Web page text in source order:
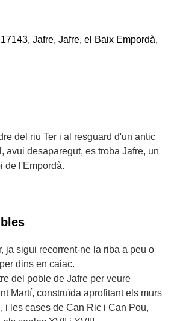
Jafre, Jafre, el Baix Empordà,
del riu Ter i al resguard d'un antic
avui desaparegut, es troba Jafre, un
de l'Empordà.
ja sigui recorrent-ne la riba a peu o
dins en caiac.
del poble de Jafre per veure
Martí, construïda aprofitant els murs
i les cases de Can Ric i Can Pou,